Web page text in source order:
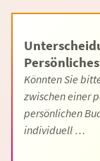
Könnten Sie
zwischen einer
persönlichen
individuell …